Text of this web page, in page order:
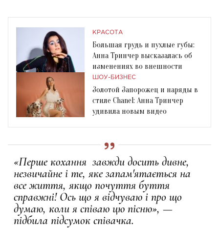
КРАСОТА
Большая грудь и пухлые губы:
Анна Тринчер высказалась об
изменениях во внешности
ШОУ-БИЗНЕС
Золотой Запорожец и наряды в
стиле Chanel: Анна Тринчер
удивила новым видео
«Перше кохання завжди досить дивне,
незвичайне і те, яке запам'ятається на
все життя, якщо почуття буття
справжні! Ось що я відчуваю і про що
думаю, коли я співаю цю пісню», —
підбила підсумок співачка.